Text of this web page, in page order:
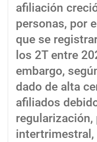
afiliación
personas, por
que se
los 2T entre
embargo,
dado de alta
afiliados
regularización,
intertrimestral,